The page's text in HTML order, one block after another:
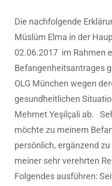
Die nachfolgende
Müslüm Elma in der
02.06.2017 im Rahmen
Befangenheitsantrages
OLG München wegen
gesundheitlichen
Mehmet Yeşilçali ab.
möchte zu meinem
persönlich, ergänzend
meiner sehr verehrten
Folgendes ausführen: